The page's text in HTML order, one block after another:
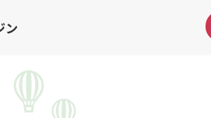
ン